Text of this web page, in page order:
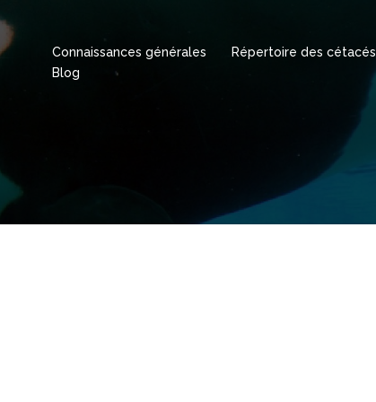
Connaissances générales Répertoire des cétacés
Blog